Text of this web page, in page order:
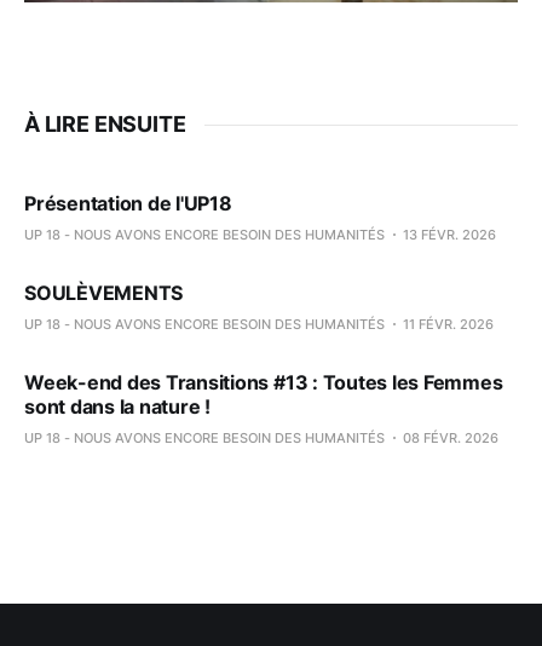
À LIRE ENSUITE
Présentation de l'UP18
UP 18 - NOUS AVONS ENCORE BESOIN DES HUMANITÉS 13 FÉVR. 2026
SOULÈVEMENTS
UP 18 - NOUS AVONS ENCORE BESOIN DES HUMANITÉS 11 FÉVR. 2026
Week-end des Transitions #13 : Toutes les Femmes
sont dans la nature !
UP 18 - NOUS AVONS ENCORE BESOIN DES HUMANITÉS 08 FÉVR. 2026